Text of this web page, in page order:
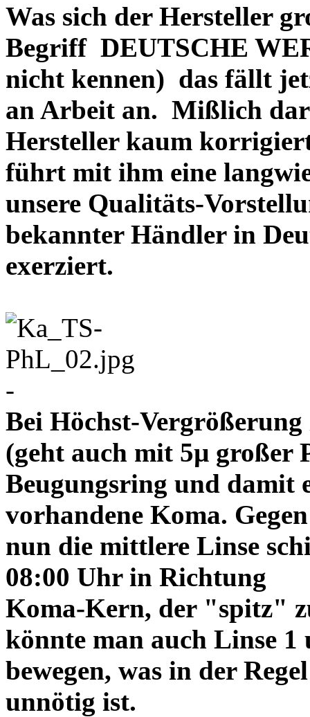
Was sich der Hersteller
Begriff DEUTSCHE
nicht kennen) das fällt
an Arbeit an. Mißlich
Hersteller kaum
führt mit ihm eine
unsere Qualitäts-
bekannter Händler in
exerziert.
-
Bei Höchst-
(geht auch mit 5µ großer
Beugungsring und damit
vorhandene Koma.
nun die mittlere Linse
08:00 Uhr in Richtung
Koma-Kern, der "spitz"
könnte man auch Linse
bewegen, was in der Regel
unnötig ist.